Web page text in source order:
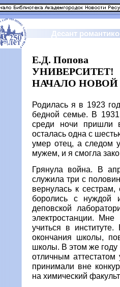
Десант
Е.Д. Попова
УНИВЕРСИТЕТ!
НАЧАЛО
Родилась я в 1923
бедной семье. В
среди ночи
осталась одна с
умер отец, а следом
мужем, и я смогла
Грянула война. В
служила три с
вернулась к
боролись с нуждой
деповской
электростанции.
учиться в
окончания школы,
школы. В этом же
отличным
принимали вне
на химический